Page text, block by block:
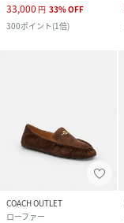
33,000 円 33%OFF
300ポイント(1倍)
COACH OUTLET
ローファー